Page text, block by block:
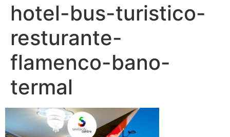
hotel-bus-turistico-
resturante-
flamenco-bano-
termal